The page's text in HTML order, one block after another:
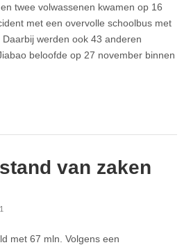
twee volwassenen kwamen op 16
met een overvolle schoolbus met
werden ook 43 anderen
beloofde op 27 november binnen
van zaken
met 67 mln. Volgens een